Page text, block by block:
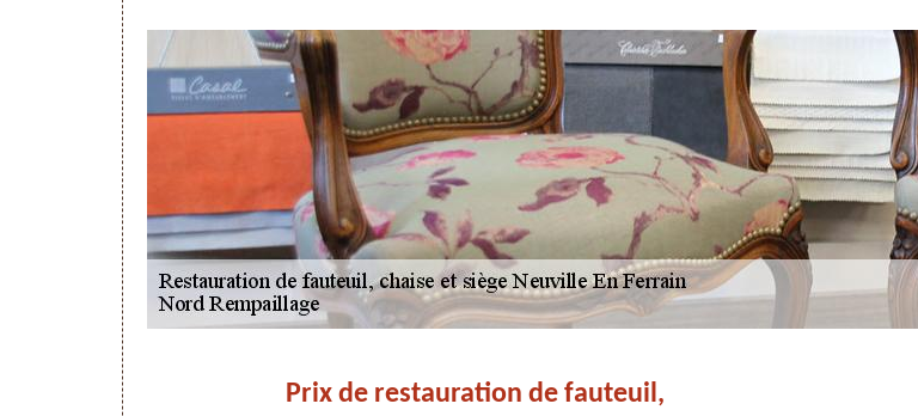
Prix de restauration de fauteuil,